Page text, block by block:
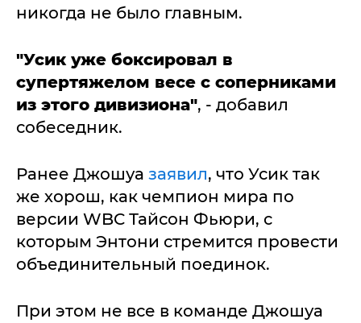
никогда не было главным.
"Усик уже боксировал в
супертяжелом весе с соперниками
из этого дивизиона", - добавил
собеседник.
Ранее Джошуа заявил, что Усик так
же хорош, как чемпион мира по
версии WBC Тайсон Фьюри, с
которым Энтони стремится провести
объединительный поединок.
При этом не все в команде Джошуа